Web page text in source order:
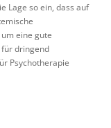
Lage so ein, dass auf
eine gute
dringend
Psychotherapie